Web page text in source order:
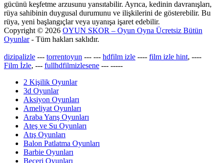
gücünü keşfetme arzusunu yansıtabilir. Ayrıca, kedinin davranışları,
rüya sahibinin duygusal durumunu ve ilişkilerini de gösterebilir. Bu
rüya, yeni başlangıçlar veya uyanışa işaret edebilir.
Copyright © 2026 OYUN SKOR – Oyun Oyna Ücretsiz Bütün
Oyunlar- Tüm hakları saklıdır.
dizipalizle --- torrentoyun --- --- hdfilm izle ---- film izle hint, ----
Film İzle, --- fullhdfilmizlesene --- -----
2 Kişilik Oyunlar
3d Oyunlar
Aksiyon Oyunları
Ameliyat Oyunları
Araba Yarış Oyunları
Ateş ve Su Oyunları
Atış Oyunları
Balon Patlatma Oyunları
Barbie Oyunları
Beceri Oyunları